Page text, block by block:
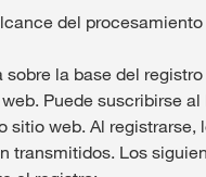
del procesamiento
sobre la base del registro
Puede suscribirse al
sitio web. Al registrarse,
transmitidos. Los